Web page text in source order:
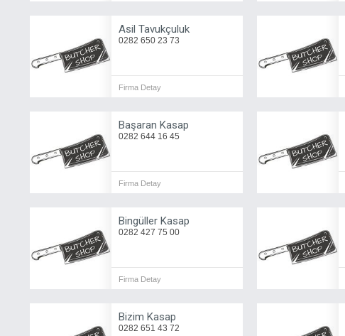
Asil Tavukçuluk
0282 650 23 73
Firma Detay
Başaran Kasap
0282 644 16 45
Firma Detay
Bingüller Kasap
0282 427 75 00
Firma Detay
Bizim Kasap
0282 651 43 72